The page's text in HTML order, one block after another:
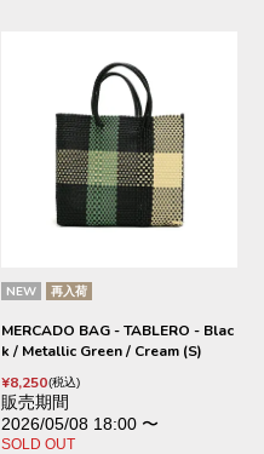
NEW 再入荷
MERCADO BAG - TABLERO - Blac
k / Metallic Green / Cream (S)
¥8,250 税込
販売期間
2026/05/08 18:00 〜
SOLD OUT